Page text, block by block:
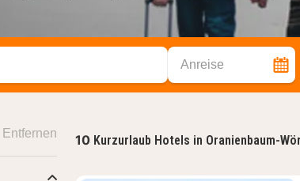
Anreise
10 Kurzurlaub Hotels in Oranienbaum-
Entfernen